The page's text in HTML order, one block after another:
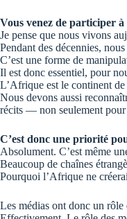
Vous venez de participer
Je pense que nous vivons
Pendant des décennies,
C’est une forme de
Il est donc essentiel, pour
L’Afrique est le continent de
Nous devons aussi
récits — non seulement pour
C’est donc une priorité
Absolument. C’est même
Beaucoup de chaînes
Pourquoi l’Afrique ne
Les médias ont donc un